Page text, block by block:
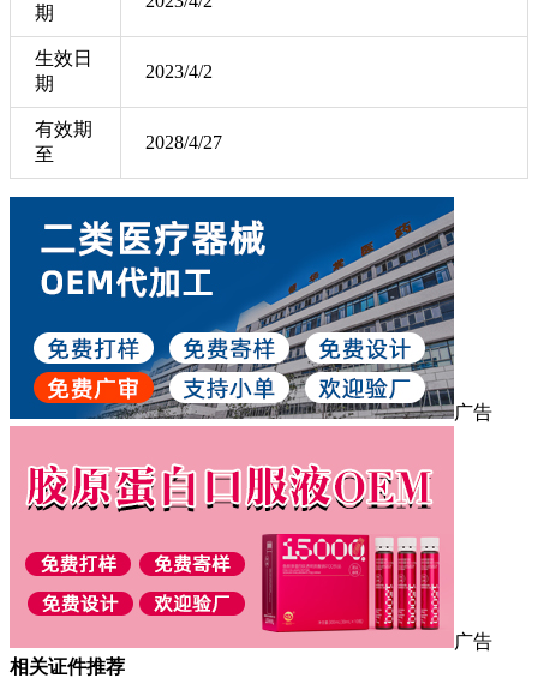
期
生效日
期
2023/4/2
有效期
至
2028/4/27
广告
广告
相关证件推荐